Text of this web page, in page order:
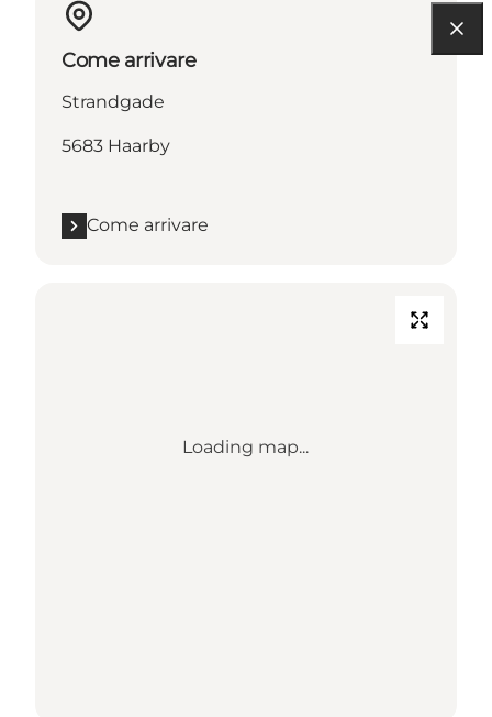
Come arrivare
Strandgade
5683 Haarby
Come arrivare
Loading map...